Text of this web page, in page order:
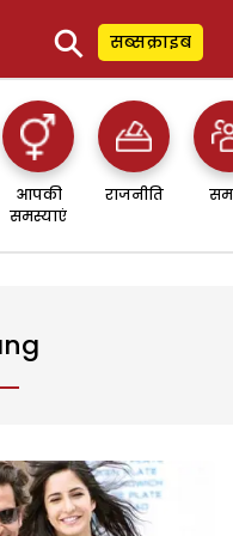
⚲ सब्सक्राइब
आपकी
समस्याएं
राजनीति